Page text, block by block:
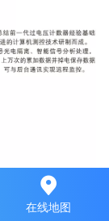
在线地图